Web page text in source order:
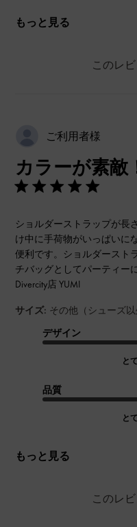
もっと見る
このレ
ご利用者様
カラーが素敵
ショルダーストラップが長
け中に手荷物がいっぱいに
便利です。ショルダースト
チバッグとしてパーティー
Divercity店 YUMI
サイズ: その他（シューズ以
デザイン
と
品質
と
もっと見る
このレ